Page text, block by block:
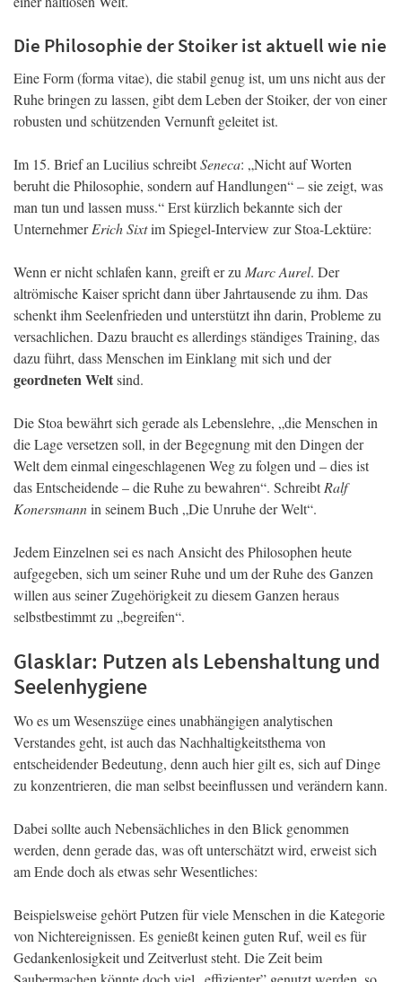
Die Philosophie der Stoiker ist aktuell wie nie
Eine Form (forma vitae), die stabil genug ist, um uns nicht aus der
Ruhe bringen zu lassen, gibt dem Leben der Stoiker, der von einer
robusten und schützenden Vernunft geleitet ist.
Im 15. Brief an Lucilius schreibtSeneca: „Nicht auf Worten
beruht die Philosophie, sondern auf Handlungen“ – sie zeigt, was
man tun und lassen muss.“ Erst kürzlich bekannte sich der
UnternehmerErich Sixtim Spiegel-Interview zur Stoa-Lektüre:
Wenn er nicht schlafen kann, greift er zu Marc Aurel. Der
altrömische Kaiser spricht dann über Jahrtausende zu ihm. Das
schenkt ihm Seelenfrieden und unterstützt ihn darin, Probleme zu
versachlichen. Dazu braucht es allerdings ständiges Training, das
dazu führt, dass Menschen im Einklang mit sich und der
geordneten Weltsind.
Die Stoa bewährt sich gerade als Lebenslehre, „die Menschen in
die Lage versetzen soll, in der Begegnung mit den Dingen der
Welt dem einmal eingeschlagenen Weg zu folgen und – dies ist
das Entscheidende – die Ruhe zu bewahren“. SchreibtRalf
Konersmannin seinem Buch „Die Unruhe der Welt“.
Jedem Einzelnen sei es nach Ansicht des Philosophen heute
aufgegeben, sich um seiner Ruhe und um der Ruhe des Ganzen
willen aus seiner Zugehörigkeit zu diesem Ganzen heraus
selbstbestimmt zu „begreifen“.
Glasklar: Putzen als Lebenshaltung und
Seelenhygiene
Wo es um Wesenszüge eines unabhängigen analytischen
Verstandes geht, ist auch das Nachhaltigkeitsthema von
entscheidender Bedeutung, denn auch hier gilt es, sich auf Dinge
zu konzentrieren, die man selbst beeinflussen und verändern kann.
Dabei sollte auch Nebensächliches in den Blick genommen
werden, denn gerade das, was oft unterschätzt wird, erweist sich
am Ende doch als etwas sehr Wesentliches:
Beispielsweise gehört Putzen für viele Menschen in die Kategorie
von Nichtereignissen. Es genießt keinen guten Ruf, weil es für
Gedankenlosigkeit und Zeitverlust steht. Die Zeit beim